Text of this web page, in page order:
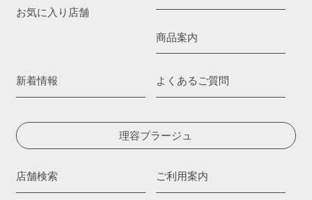
お気に入り店舗
商品案内
新着情報 よくあるご質問
理容プラージュ
店舗検索 ご利用案内